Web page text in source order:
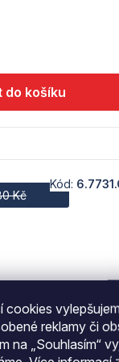
cookies
reklamy či
na „Souhlasím“
Kč
Kód: